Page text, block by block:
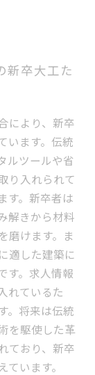
新卒大工た
により、新卒
います。伝統
ルツールや省
り入れられて
す。新卒者は
解きから材料
磨けます。ま
適した建築に
す。求人情報
れているた
。将来は伝統
を駆使した革
ており、新卒
います。